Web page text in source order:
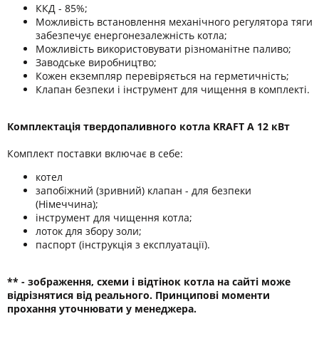
ККД - 85%;
Можливість встановлення механічного регулятора тяги
забезпечує енергонезалежність котла;
Можливість використовувати різноманітне паливо;
Заводське виробництво;
Кожен екземпляр перевіряється на герметичність;
Клапан безпеки і інструмент для чищення в комплекті.
Комплектація твердопаливного котла KRAFT A 12 кВт
Комплект поставки включає в себе:
котел
запобіжний (зривний) клапан - для безпеки
(Німеччина);
інструмент для чищення котла;
лоток для збору золи;
паспорт (інструкція з експлуатації).
** - зображення, схеми і відтінок котла на сайті може
відрізнятися від реального. Принципові моменти
прохання уточнювати у менеджера.